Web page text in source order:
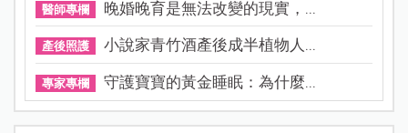
醫師專欄 晚婚晚育是無法改變的現實，...
產後照護 小說家青竹酒產後成半植物人...
專家專欄 守護寶寶的黃金睡眠：為什麼...